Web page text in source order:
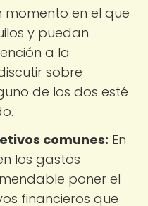
en el que
y puedan
a la
sobre
de los dos esté
comunes: En
los gastos
poner el
financieros que